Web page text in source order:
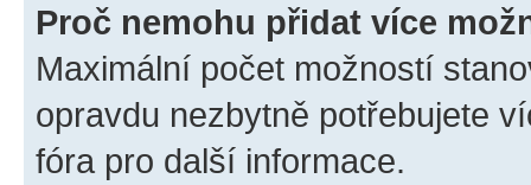
Proč nemohu přidat více
Maximální počet možností
opravdu nezbytně potřebujete
fóra pro další informace.